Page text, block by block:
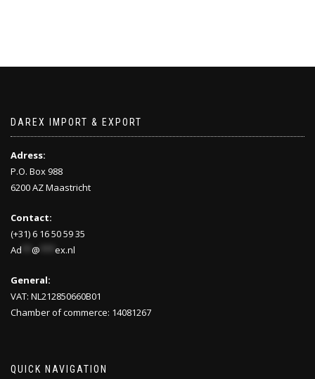
DAREX IMPORT & EXPORT
Adress:
P.O. Box 988
6200 AZ Maastricht
Contact:
(+31) 6 16 50 59 35
Ad
@ ex.nl
General:
VAT: NL212850660B01
Chamber of commerce: 14081267
QUICK NAVIGATION